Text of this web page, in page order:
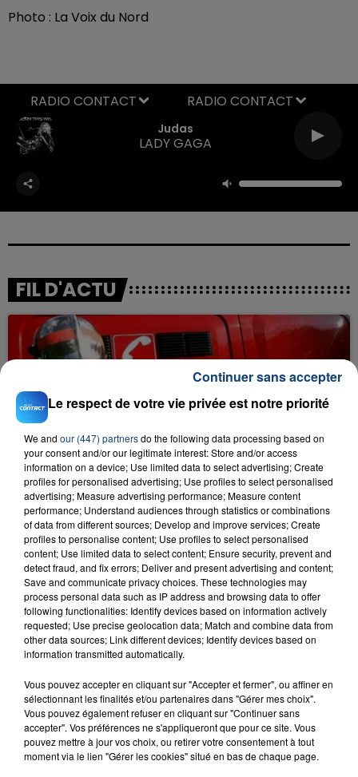
Photo : La Voix du Nord
Judas
LADY GAGA
RADIO CONTACT
FIL D'ACTU
23 juillet 2026
INCENDIE MORTEL À LENS : UNE FEMME ET
SON BÉBÉ ENTRE LA VIE ET LA...
Un homme s'est immolé par le feu après avoir
aspergé sa compagne et leur bébé de trois mois
d'un liquide inflammable.
20 juillet 2026
UNE ADOLESCENTE DEVANT SE FAIRE
OPÉRER DE LA CHEVILLE RESSORT DE LA...
La famille a porté plainte contre la clinique qui a
reconnu sa responsabilité et présenté ses
excuses.
TITRES DIFFUSÉS
Le respect de votre vie privée est notre priorité
We and our (447) partnersdo the following data processing based on
your consent and/or our legitimate interest: Store and/or access
information on a device; Use limited data to select advertising; Create
profiles for personalised advertising; Use profiles to select personalised
advertising; Measure advertising performance; Measure content
performance; Understand audiences through statistics or combinations
of data from different sources; Develop and improve services; Create
profiles to personalise content; Use profiles to select personalised
content; Use limited data to select content; Ensure security, prevent and
detect fraud, and fix errors; Deliver and present advertising and content;
Save and communicate privacy choices. These technologies may
process personal data such as IP address and browsing data to offer
following functionalities: Identify devices based on information actively
requested; Use precise geolocation data; Match and combine data from
other data sources; Link different devices; Identify devices based on
information transmitted automatically.
Vous pouvez accepter en cliquant sur "Accepter et fermer", ou affiner en
sélectionnant les finalités et/ou partenaires dans "Gérer mes choix".
Vous pouvez également refuser en cliquant sur "Continuer sans
accepter". Vos préférences ne s'appliqueront que pour ce site. Vous
pouvez mettre à jour vos choix, ou retirer votre consentement à tout
moment via le lien "Gérer les cookies" situé en bas de chaque page.
Continuer sans accepter